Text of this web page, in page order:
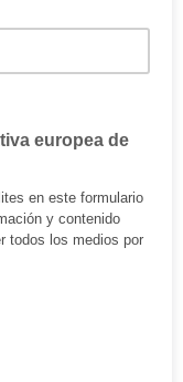
europea de
en este formulario
y contenido
todos los medios por